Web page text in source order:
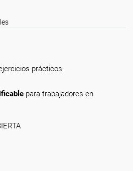
prácticos
para trabajadores en